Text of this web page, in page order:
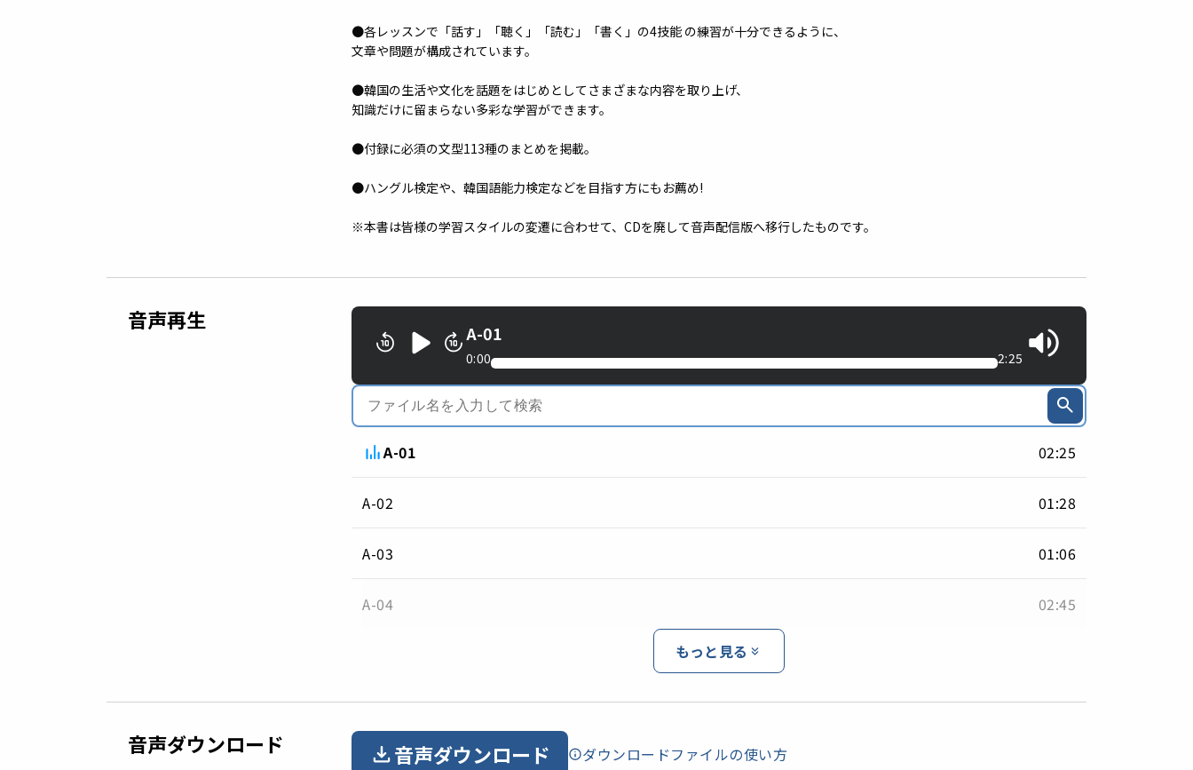
●各レッスンで「話す」「聴く」「読む」「書く」の4技能 の練習が十分できるように、
文章や問題が構成されています。
●韓国の生活や文化を話題をはじめとしてさまざまな内容を取り上げ、
知識だけに留まらない多彩な学習ができます。
●付録に必須の文型113種のまとめを掲載。
●ハングル検定や、韓国語能力検定などを目指す方にもお薦め!
※本書は皆様の学習スタイルの変遷に合わせて、CDを廃して音声配信版へ移行したものです。
音声再生 A-01
0:00 2:25
A-01 02:25
A-02 01:28
A-03 01:06
A-04 02:45
もっと見る
音声ダウンロード 音声ダウンロード ダウンロードファイルの使い方